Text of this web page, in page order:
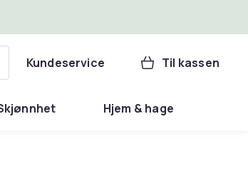
Kundeservice Til kassen
Hjem & hage